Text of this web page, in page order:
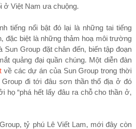
ở Việt Nam ưa chuộng.
tiếng nổi bật đó lại là những tai tiếng
đặc biệt là những thảm hoạ môi trường
Sun Group đặt chân đến, biến tập đoạn
quảng đại quần chúng. Một diễn đàn
về các dự án của Sun Group trong thời
Group đi tới đâu sơn thần thổ địa ở đó
họ “phá hết lấy đâu ra chỗ cho thần ở,
tỷ phú Lê Viết Lam, mới đây còn